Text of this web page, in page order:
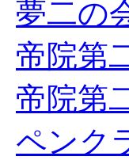
夢二
帝院第
帝院第
ペンク